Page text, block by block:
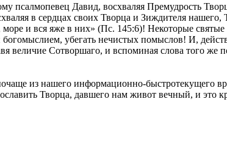
псалмопевец Давид, восхваляя Премудрость
в сердцах своих Творца и Зиждителя
и вся яже в них» (Пс. 145:6)! Некоторые
богомыслием, убегать нечистых помыслов! И,
величие Сотворшаго, и вспоминая слова того
из нашего информационно-быстротекущего
Творца, давшего нам живот вечный, и это